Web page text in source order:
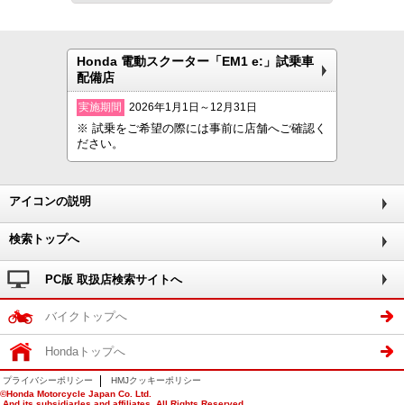
Honda 電動スクーター「EM1 e:」試乗車
配備店
実施期間 2026年1月1日～12月31日
※ 試乗をご希望の際には事前に店舗へご確認く
ださい。
アイコンの説明
検索トップへ
PC版 取扱店検索サイトへ
バイクトップへ
Hondaトップへ
プライバシーポリシー
HMJクッキーポリシー
©Honda Motorcycle Japan Co. Ltd.